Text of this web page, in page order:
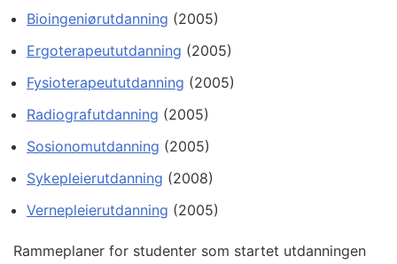
Bioingeniørutdanning (2005)
Ergoterapeututdanning (2005)
Fysioterapeututdanning (2005)
Radiografutdanning (2005)
Sosionomutdanning (2005)
Sykepleierutdanning (2008)
Vernepleierutdanning (2005)
Rammeplaner for studenter som startet utdanningen